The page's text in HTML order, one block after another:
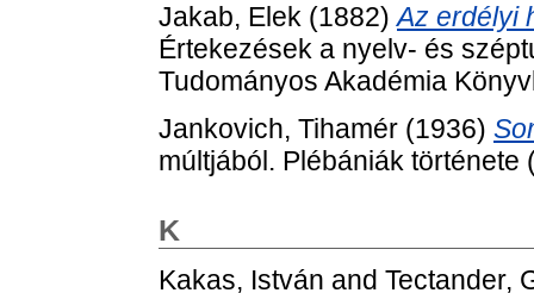
Jakab, Elek (1882)Az erdélyi
Értekezések a nyelv- és
Tudományos Akadémia
Jankovich, Tihamér (1936)
múltjából. Plébániák története
K
Kakas, István and Tectander,